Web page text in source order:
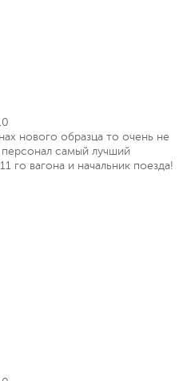
нового образца то очень не
самый лучший
го вагона и начальник поезда!